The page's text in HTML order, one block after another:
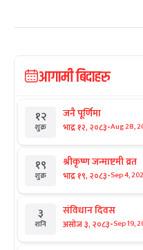
आगामी बिदाहरु
१२
शुक्र
जनै पूर्णिमा
भाद्र १२, २०८३-Aug 28,
१९
शुक्र
श्रीकृष्ण जन्माष्टमी व्रत
भाद्र १९, २०८३-Sep 4,
३
शनि
संविधान दिवस
असोज ३, २०८३-Sep 19,